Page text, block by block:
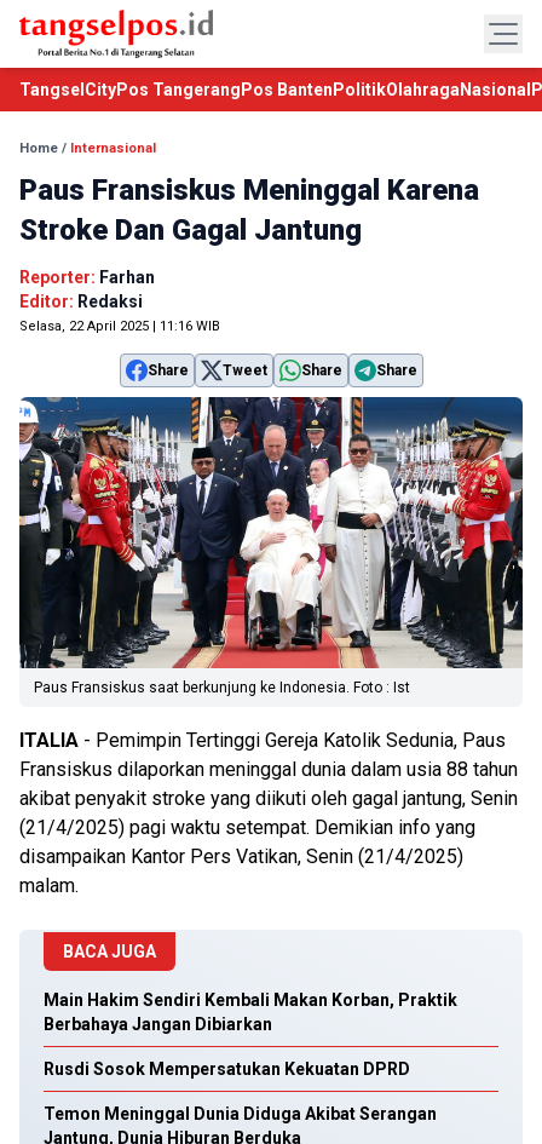
TangselCityPos Tangerang Pos Banten PolitikOlahraga Nasional
Home / Internasional
Paus Fransiskus Meninggal Karena
Stroke Dan Gagal Jantung
Reporter: Farhan
Editor: Redaksi
Selasa, 22 April 2025 | 11:16 WIB
Share Tweet Share Share
Paus Fransiskus saat berkunjung ke Indonesia. Foto : Ist
ITALIA - Pemimpin Tertinggi Gereja Katolik Sedunia, Paus
Fransiskus dilaporkan meninggal dunia dalam usia 88 tahun
akibat penyakit stroke yang diikuti oleh gagal jantung, Senin
(21/4/2025) pagi waktu setempat. Demikian info yang
disampaikan Kantor Pers Vatikan, Senin (21/4/2025)
malam.
BACA JUGA
Main Hakim Sendiri Kembali Makan Korban, Praktik
Berbahaya Jangan Dibiarkan
Rusdi Sosok Mempersatukan Kekuatan DPRD
Temon Meninggal Dunia Diduga Akibat Serangan
Jantung, Dunia Hiburan Berduka